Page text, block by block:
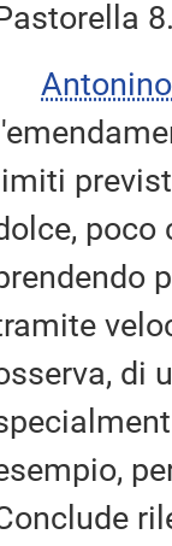
limiti
poco
di